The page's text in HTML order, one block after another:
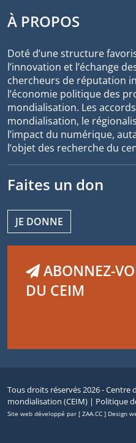
À PROPOS
Doté d’une structure
l’innovation et l’échange
chercheurs de réputation
l’économie politique des
mondialisation. Les
mondialisation, le
l’impact du numérique,
l’objet des recherche du
Faites un don
JE DONNE
ABONNEZ-
DU CEIM
Tous droits réservés 2026 -
mondialisation (CEIM) | Politique
Site web développé par [ ZAA.CC ] Design